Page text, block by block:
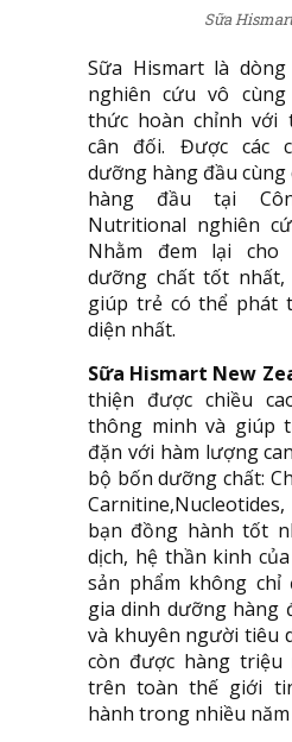
Sữa
Sữa Hismart là
nghiên cứu vô
thức hoàn chỉnh với
cân đối. Được các
dưỡng hàng đầu cùng
hàng đầu tại
Nutritional nghiên
Nhằm đem lại
dưỡng chất tốt
giúp trẻ có thể phát
diện nhất.
Sữa Hismart New
thiện được chiều
thông minh và giúp
đặn với hàm lượng
bộ bốn dưỡng chất:
bạn đồng hành tốt
dịch, hệ thần kinh
sản phẩm không chỉ
gia dinh dưỡng hàng
và khuyên người tiêu
còn được hàng
trên toàn thế giới
hành trong nhiều năm